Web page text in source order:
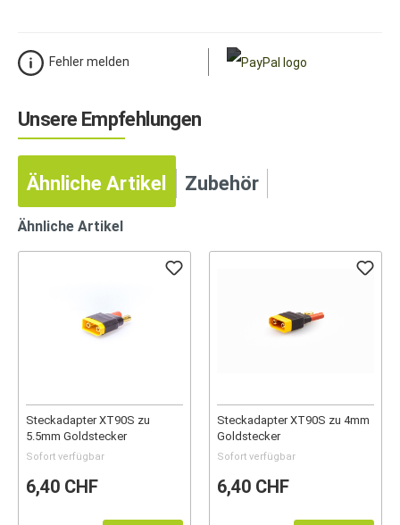
Fehler melden
Unsere Empfehlungen
Ähnliche Artikel Zubehör
Ähnliche Artikel
Steckadapter XT90S zu
5.5mm Goldstecker
Sofort verfügbar
6,40 CHF
Steckadapter XT90S zu 4mm
Goldstecker
Sofort verfügbar
6,40 CHF